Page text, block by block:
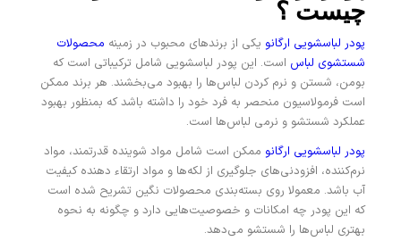
چیست ؟
پودر لباسشویی ارگانو یکی از برندهای محبوب در زمینه محصولات
شستشوی لباس است. این پودر لباسشویی شامل ترکیباتی است که
بومن، شستن و نرم کردن لباس‌ها را بهبود می‌بخشند. هر برند ممکن
است فرمولاسیون منحصر به فرد خود را داشته باشد که بمنظور بهبود
عملکرد شستشو و نرمی لباس‌ها است.
پودر لباسشویی ارگانو ممکن است شامل مواد شوینده قدرتمند، مواد
نرم‌کننده، افزودنی‌های جلوگیری از لکه‌ها و مواد ارتقاء دهنده کیفیت
آب باشد. معمولا روی بسته‌بندی محصولات نگین تشریح شده است
که این پودر چه امکانات و خصوصیت‌هایی دارد و چگونه به نحوه
بهتری لباس‌ها را شستشو می‌دهد.